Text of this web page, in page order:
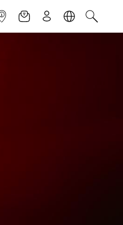
NEWSLETTER
ISCRIVITILINGUACERCA